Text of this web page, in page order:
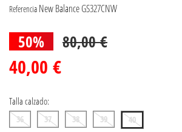
Referencia New Balance GS327CNW
50% 80,00 €
40,00 €
Talla calzado:
36 37 38 39 40